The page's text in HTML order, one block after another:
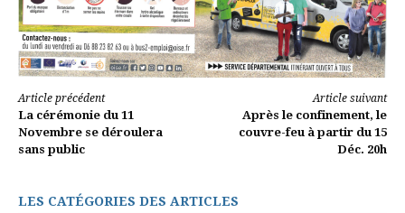
Lire
la
Article précédent
La cérémonie du 11
Novembre se déroulera
sans public
Article suivant
Après le confinement, le
couvre-feu à partir du 15
Déc. 20h
LES CATÉGORIES DES ARTICLES